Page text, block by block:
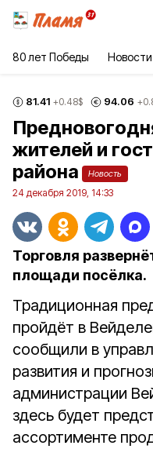
80 лет Победы Новости
81.41 +0.48$ 94.06
жителей и
района
Новость
24 декабря 2019, 14:33
Торговля
площади посёлка.
Традиционная
пройдёт в
сообщили в
развития и
администрации
здесь будет
ассортименте